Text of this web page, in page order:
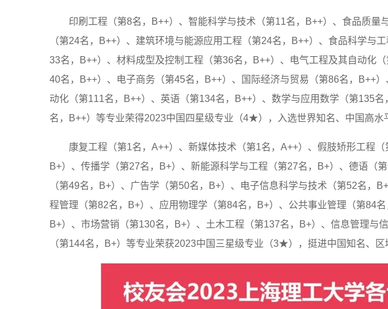
印刷工程（第8名，B++）、智能科学与技术（第11名，B++）、食品质量
（第24名，B++）、建筑环境与能源应用工程（第24名，B++）、食品科学与
33名，B++）、材料成型及控制工程（第36名，B++）、电气工程及其自动化
40名，B++）、电子商务（第45名，B++）、国际经济与贸易（第86名，B++
动化（第111名，B++）、英语（第134名，B++）、数学与应用数学（第135
名，B++）等专业荣得2023中国四星级专业（4★），入选世界知名、中国高水
康复工程（第1名，A++）、新媒体技术（第1名，A++）、假肢矫形工程（
B+）、传播学（第27名，B+）、新能源科学与工程（第27名，B+）、德语（
（第49名，B+）、广告学（第50名，B+）、电子信息科学与技术（第52名，
程管理（第82名，B+）、应用物理学（第84名，B+）、公共事业管理（第84名
B+）、市场营销（第130名，B+）、土木工程（第137名，B+）、信息管理与
（第144名，B+）等专业荣获2023中国三星级专业（3★），挺进中国知名、区